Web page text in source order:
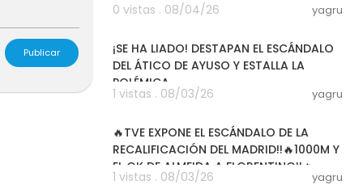
0 vistas . 08/04/26 yagru
¡SE HA LIADO! DESTAPAN EL ESCÁNDALO
DEL ÁTICO DE AYUSO Y ESTALLA LA
POLÉMICA
1 vistas . 08/03/26 yagru
🔥TVE EXPONE EL ESCÁNDALO DE LA
RECALIFICACIÓN DEL MADRID!!🔥1000M Y
EL OK DE ALMEIDA A FLORENTINO!!🔥
1 vistas . 08/03/26 yagru
Publicar